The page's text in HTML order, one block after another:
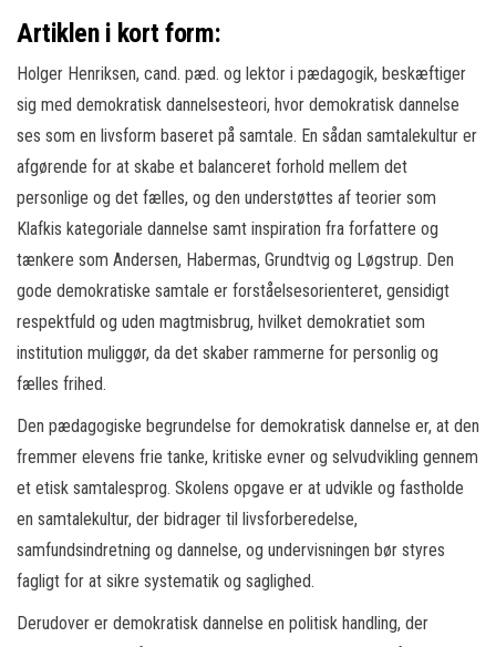
Artiklen i kort form:
Holger Henriksen, cand. pæd. og lektor i pædagogik, beskæftiger
sig med demokratisk dannelsesteori, hvor demokratisk dannelse
ses som en livsform baseret på samtale. En sådan samtalekultur er
afgørende for at skabe et balanceret forhold mellem det
personlige og det fælles, og den understøttes af teorier som
Klafkis kategoriale dannelse samt inspiration fra forfattere og
tænkere som Andersen, Habermas, Grundtvig og Løgstrup. Den
gode demokratiske samtale er forståelsesorienteret, gensidigt
respektfuld og uden magtmisbrug, hvilket demokratiet som
institution muliggør, da det skaber rammerne for personlig og
fælles frihed.
Den pædagogiske begrundelse for demokratisk dannelse er, at den
fremmer elevens frie tanke, kritiske evner og selvudvikling gennem
et etisk samtalesprog. Skolens opgave er at udvikle og fastholde
en samtalekultur, der bidrager til livsforberedelse,
samfundsindretning og dannelse, og undervisningen bør styres
fagligt for at sikre systematik og saglighed.
Derudover er demokratisk dannelse en politisk handling, der